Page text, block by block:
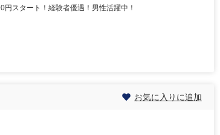
スタート！経験者優遇！男性活躍中！
お気に入りに追加